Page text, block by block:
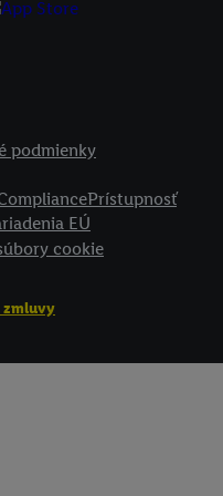
podmienky
Prístupnosť
EÚ
cookie
zmluvy